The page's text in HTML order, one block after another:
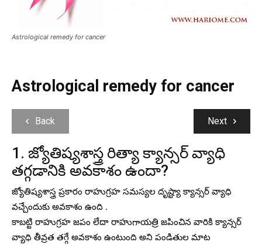
Astrological remedy for cancer
Astrological remedy for cancer
Back Next
1. జ్యోతిష్యశాస్త్ర రిత్యా క్యాన్సర్ వ్యాధి
తగ్గడానికి అవకాశం ఉందా?
జ్యోతిష్యశాస్త్ర ప్రకారం రాహుగ్రహ సమస్యల దృష్ట్యా క్యాన్సర్ వ్యాధి
వచ్చేందుకు అవకాశం ఉంది .
కాబట్టి రాహుగ్రహ జపం లేదా రాహుగాయత్రి జపించిన వారికి క్యాన్సర్
వ్యాధి తీవ్రత తగ్గే అవకాశం ఉంటుంది అని పండితుల మాట